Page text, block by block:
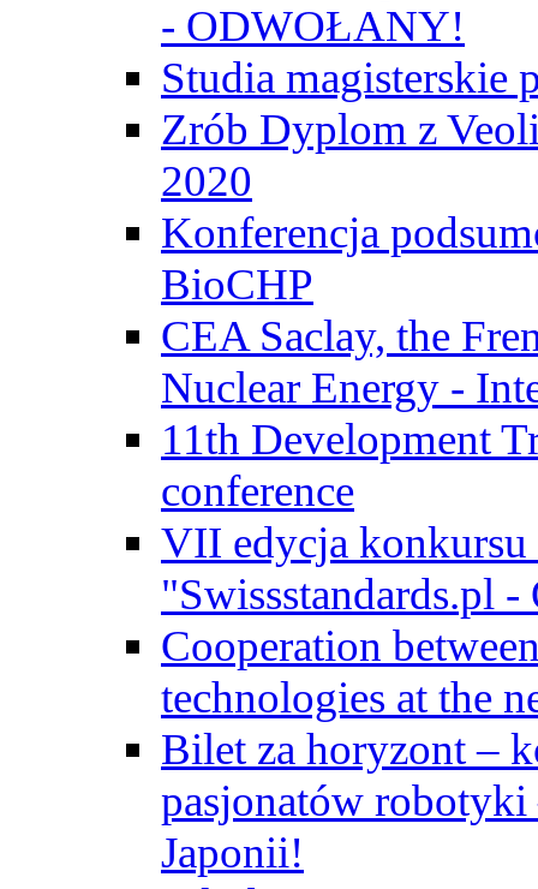
- ODWOŁANY!
Studia magisterskie
Zrób Dyplom z
2020
Konferencja
BioCHP
CEA Saclay, the
Nuclear Energy -
11th Development
conference
VII edycja konkursu
"Swissstandards.pl
Cooperation
technologies at the
Bilet za horyzont –
pasjonatów
Japonii!